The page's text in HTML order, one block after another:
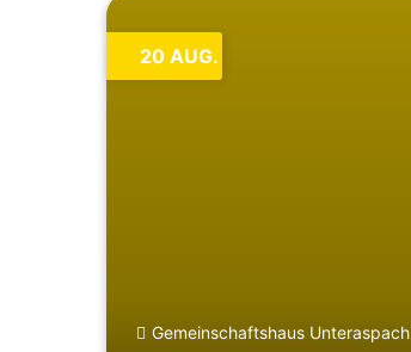
20 AUG.
Gemeinschaftshaus Unteraspach